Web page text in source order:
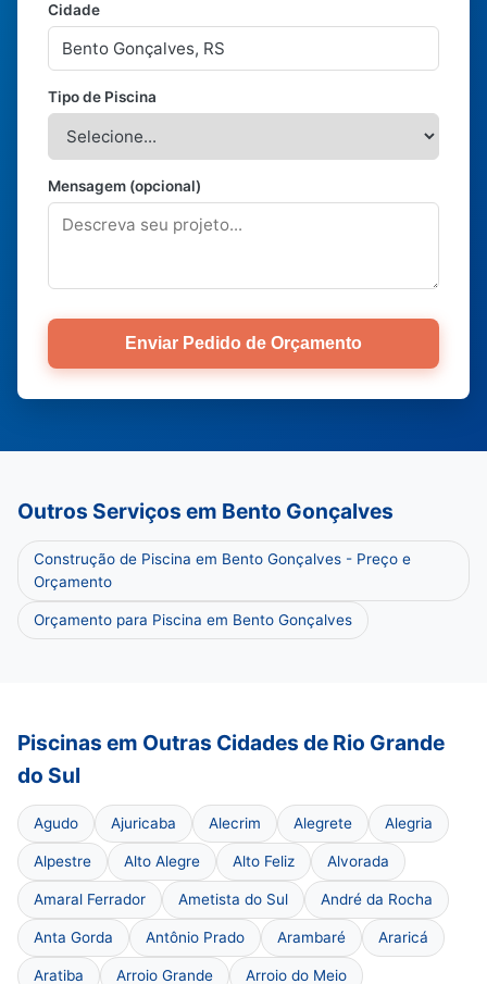
Cidade
Tipo de Piscina
Mensagem (opcional)
Enviar Pedido de Orçamento
Outros Serviços em Bento Gonçalves
Construção de Piscina em Bento Gonçalves - Preço e
Orçamento
Orçamento para Piscina em Bento Gonçalves
Piscinas em Outras Cidades de Rio Grande
do Sul
Agudo Ajuricaba Alecrim Alegrete Alegria
Alpestre Alto Alegre Alto Feliz Alvorada
Amaral Ferrador Ametista do Sul André da Rocha
Anta Gorda Antônio Prado Arambaré Araricá
Aratiba Arroio Grande Arroio do Meio